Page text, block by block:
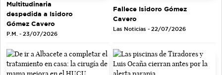
Multitudinaria
despedida a Isidoro
Gómez Cavero
P.M. - 23/07/2026
Fallece Isidoro Gómez
Cavero
Las Noticias - 22/07/2026